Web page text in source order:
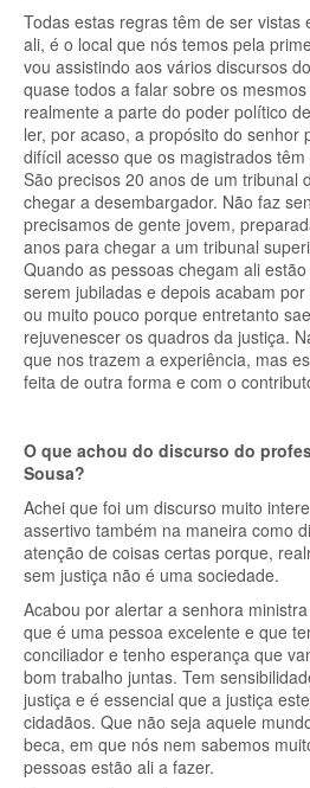
Todas estas regras têm de ser vistas
ali, é o local que nós temos pela
vou assistindo aos vários discursos
quase todos a falar sobre os
realmente a parte do poder político
ler, por acaso, a propósito do senhor
difícil acesso que os magistrados
São precisos 20 anos de um tribunal
chegar a desembargador. Não faz
precisamos de gente jovem,
anos para chegar a um tribunal
Quando as pessoas chegam ali
serem jubiladas e depois acabam
ou muito pouco porque entretanto
rejuvenescer os quadros da justiça.
que nos trazem a experiência, mas
feita de outra forma e com o
O que achou do discurso do
Sousa?
Achei que foi um discurso muito
assertivo também na maneira como
atenção de coisas certas porque,
sem justiça não é uma sociedade.
Acabou por alertar a senhora
que é uma pessoa excelente e que
conciliador e tenho esperança que
bom trabalho juntas. Tem
justiça e é essencial que a justiça
cidadãos. Que não seja aquele
beca, em que nós nem sabemos
pessoas estão ali a fazer.